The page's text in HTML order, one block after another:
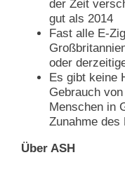
der Zeit
gut als 2014
Fast alle E-
oder
Es gibt keine
Gebrauch
Menschen in
Zunahme des
Über ASH